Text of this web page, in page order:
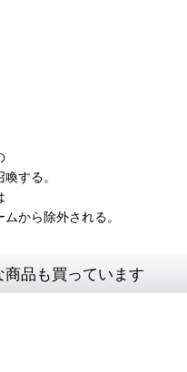
する。
から除外される。
品も買っています